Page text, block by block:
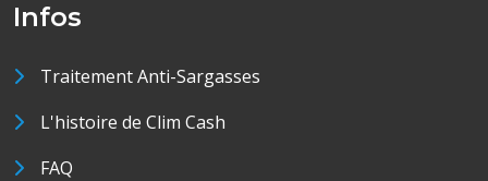
Infos
Traitement Anti-Sargasses
L'histoire de Clim Cash
FAQ